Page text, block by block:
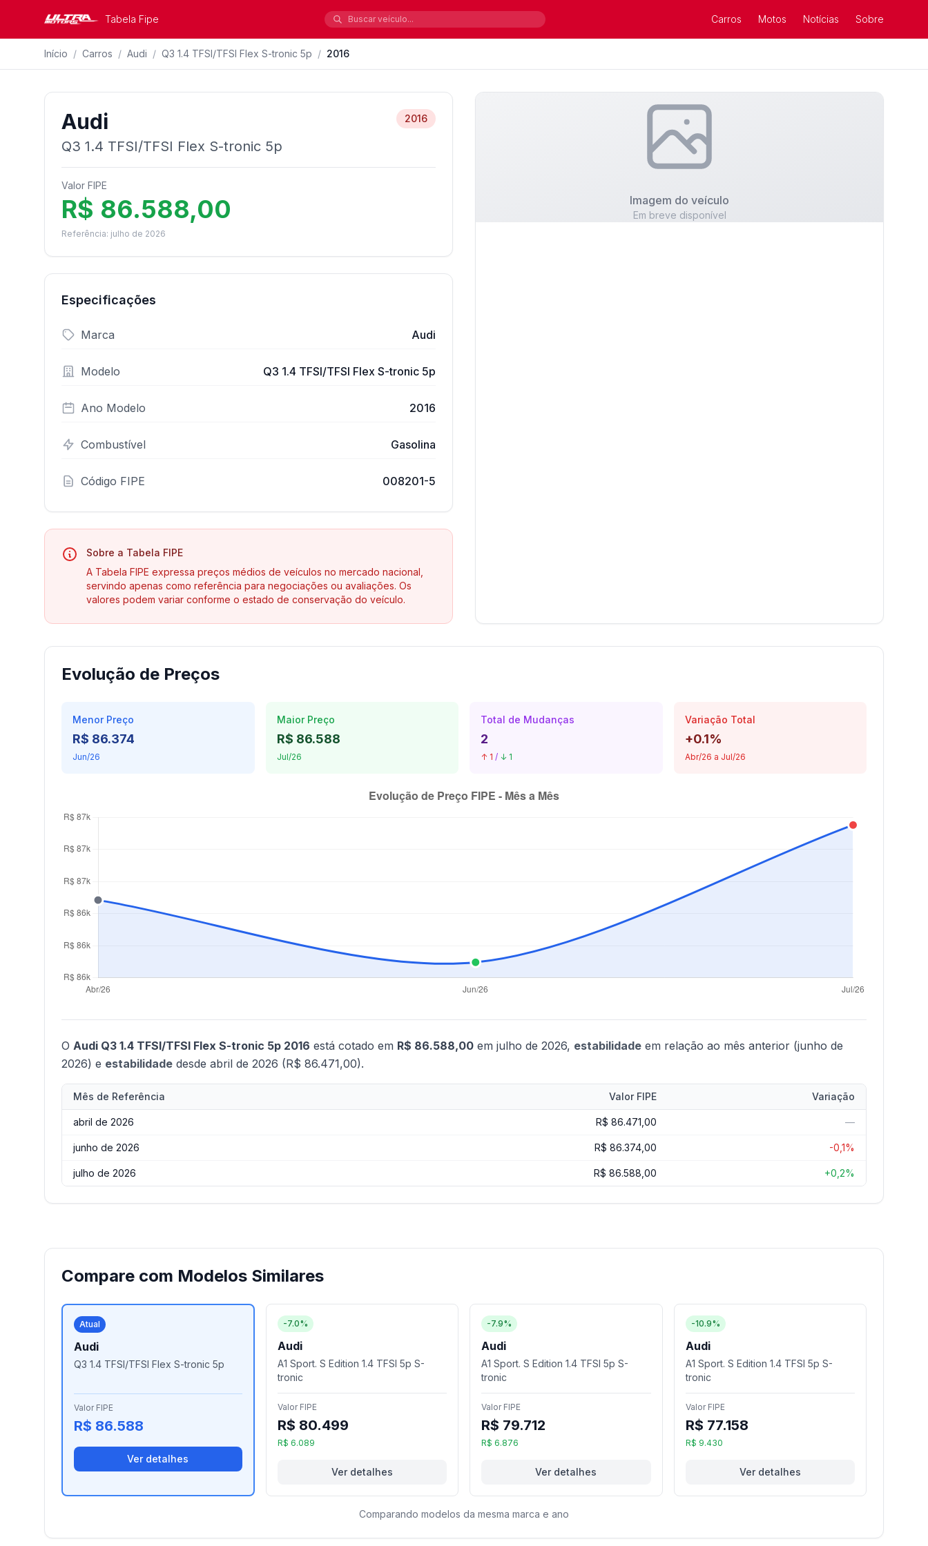
Tabela Fipe Carros Motos Notícias Sobre
Início / Carros / Audi / Q3 1.4 TFSI/TFSI Flex S-tronic 5p / 2016
Audi
Q3 1.4 TFSI/TFSI Flex S-tronic 5p
2016
Valor FIPE
R$ 86.588,00
Referência: julho de 2026
Especificações
Marca Audi
Modelo Q3 1.4 TFSI/TFSI Flex S-tronic 5p
Ano Modelo 2016
Combustível Gasolina
Código FIPE 008201-5
Sobre a Tabela FIPE
A Tabela FIPE expressa preços médios de veículos no mercado nacional,
servindo apenas como referência para negociações ou avaliações. Os
valores podem variar conforme o estado de conservação do veículo.
Imagem do veículo
Em breve disponível
Evolução de Preços
Menor Preço
R$ 86.374
Jun/26
Maior Preço
R$ 86.588
Jul/26
Total de Mudanças
2
↑ 1 / ↓ 1
Variação Total
+0.1%
Abr/26 a Jul/26
O Audi Q3 1.4 TFSI/TFSI Flex S-tronic 5p 2016 está cotado em R$ 86.588,00 em julho de 2026, estabilidade em relação ao mês anterior (junho de
2026) e estabilidade desde abril de 2026 (R$ 86.471,00).
Mês de Referência Valor FIPE Variação
abril de 2026 R$ 86.471,00 —
junho de 2026 R$ 86.374,00 -0,1%
julho de 2026 R$ 86.588,00 +0,2%
Compare com Modelos Similares
Atual
Audi
Q3 1.4 TFSI/TFSI Flex S-tronic 5p
Valor FIPE
R$ 86.588
Ver detalhes
-7.0%
Audi
A1 Sport. S Edition 1.4 TFSI 5p S-
tronic
Valor FIPE
R$ 80.499
R$ 6.089
Ver detalhes
-7.9%
Audi
A1 Sport. S Edition 1.4 TFSI 5p S-
tronic
Valor FIPE
R$ 79.712
R$ 6.876
Ver detalhes
-10.9%
Audi
A1 Sport. S Edition 1.4 TFSI 5p S-
tronic
Valor FIPE
R$ 77.158
R$ 9.430
Ver detalhes
Comparando modelos da mesma marca e ano